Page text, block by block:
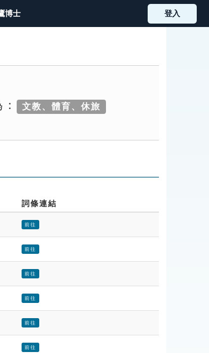
博士 登入
文教、體育、休旅
詞條連結
前往
前往
前往
前往
前往
前往